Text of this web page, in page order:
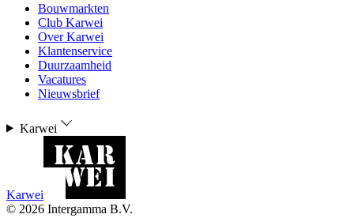
Bouwmarkten
Club Karwei
Over Karwei
Klantenservice
Duurzaamheid
Vacatures
Nieuwsbrief
Karwei
Karwei
© 2026 Intergamma B.V.